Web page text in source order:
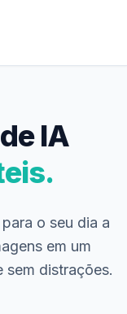
IA
o seu dia a
em um
sem distrações.